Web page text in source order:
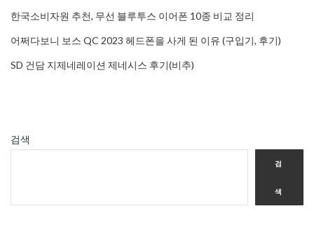
한국소비자원 추천, 무선 블루투스 이어폰 10종 비교 정리
어쩌다보니 보스 QC 2023 헤드폰을 사게 된 이유 (구입기, 후기)
SD 건담 지제네레이션 제네시스 후기(비추)
검색
검
색